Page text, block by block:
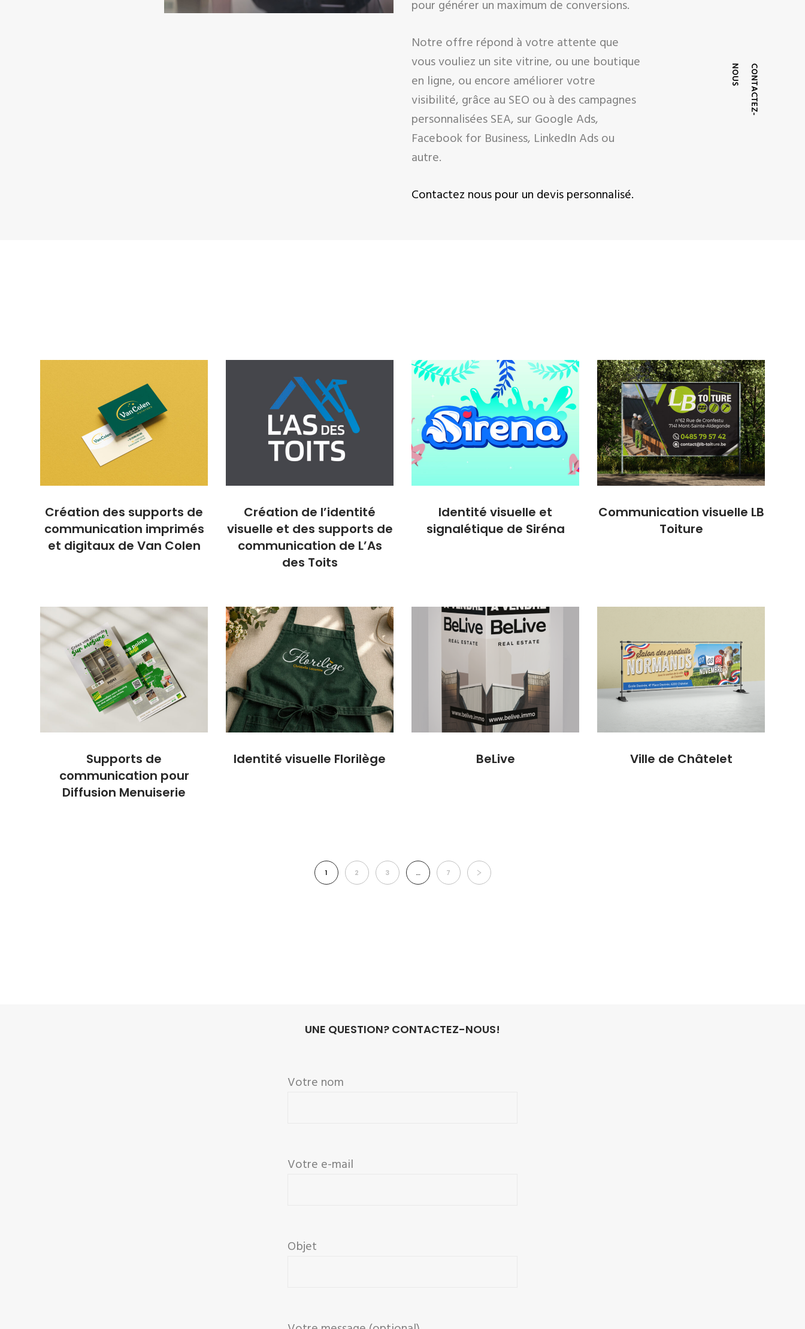
C
O
N
T
A
C
T
E
Z
-
N
O
U
S
pour générer un maximum de conversions.
Notre offre répond à votre attente que
vous vouliez un site vitrine, ou une boutique
en ligne, ou encore améliorer votre
visibilité, grâce au SEO ou à des campagnes
personnalisées SEA, sur Google Ads,
Facebook for Business, LinkedIn Ads ou
autre.
Contactez nous pour un devis personnalisé.
Création des supports de
communication imprimés
et digitaux de Van Colen
Création de l’identité
visuelle et des supports de
communication de L’As
des Toits
Identité visuelle et
signalétique de Siréna
Communication visuelle LB
Toiture
Supports de
communication pour
Diffusion Menuiserie
Identité visuelle Florilège BeLive Ville de Châtelet
1 2 3 … 7
UNE QUESTION? CONTACTEZ-NOUS!
Votre nom
Votre e-mail
Objet